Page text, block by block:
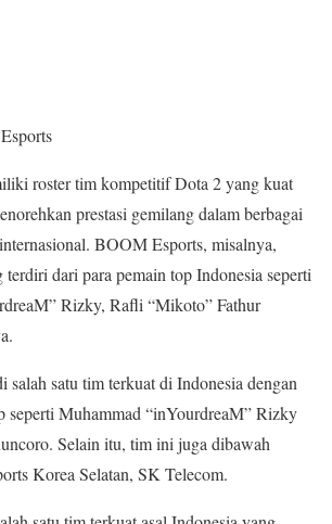
roster tim kompetitif Dota 2 yang kuat
prestasi gemilang dalam berbagai
BOOM Esports, misalnya,
dari para pemain top Indonesia seperti
Rizky, Rafli “Mikoto” Fathur
satu tim terkuat di Indonesia dengan
seperti Muhammad “inYourdreaM” Rizky
Selain itu, tim ini juga dibawah
Korea Selatan, SK Telecom.